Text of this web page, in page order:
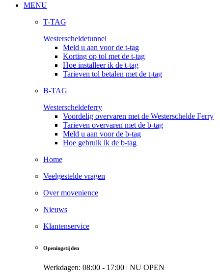
MENU
T-TAG
Westerscheldetunnel
Meld u aan voor de t-tag
Korting op tol met de t-tag
Hoe installeer ik de t-tag
Tarieven tol betalen met de t-tag
B-TAG
Westerscheldeferry
Voordelig overvaren met de Westerschelde Ferry
Tarieven overvaren met de b-tag
Meld u aan voor de b-tag
Hoe gebruik ik de b-tag
Home
Veelgestelde vragen
Over movenience
Nieuws
Klantenservice
Openingstijden
Werkdagen: 08:00 - 17:00 | NU OPEN